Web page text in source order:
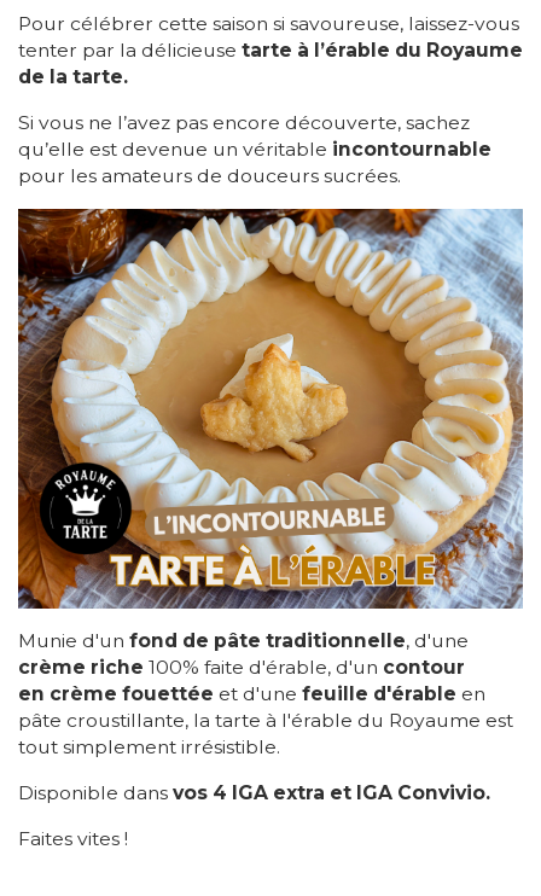
Pour célébrer cette saison si savoureuse, laissez-vous
tenter par la délicieuse tarte à l’érable du Royaume
de la tarte.
Si vous ne l’avez pas encore découverte, sachez
qu’elle est devenue un véritable incontournable
pour les amateurs de douceurs sucrées.
Munie d'un fond de pâte traditionnelle, d'une
crème riche 100% faite d'érable, d'un contour
en crème fouettée et d'une feuille d'érable en
pâte croustillante, la tarte à l'érable du Royaume est
tout simplement irrésistible.
Disponible dans vos 4 IGA extra et IGA Convivio.
Faites vites !